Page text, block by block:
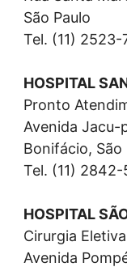
São Paulo
Tel. (11) 2523-
HOSPITAL
Pronto
Avenida Jacu-
Bonifácio, São
Tel. (11)
HOSPITAL
Cirurgia Eletiva
Avenida